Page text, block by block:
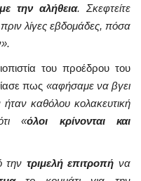
την αλήθεια. Σκεφτείτε
λίγες εβδομάδες, πόσα
του προέδρου του
πως «αφήσαμε να βγει
καθόλου κολακευτική
«όλοι κρίνονται και
την τριμελή επιτροπή να